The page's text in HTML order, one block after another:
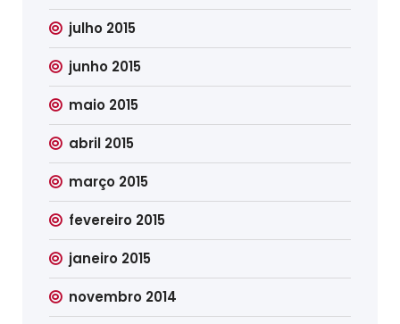
julho 2015
junho 2015
maio 2015
abril 2015
março 2015
fevereiro 2015
janeiro 2015
novembro 2014